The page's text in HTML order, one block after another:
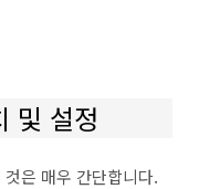
및 설정
은 매우 간단합니다.